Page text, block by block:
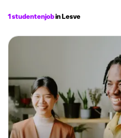
1 studentenjobin Lesve